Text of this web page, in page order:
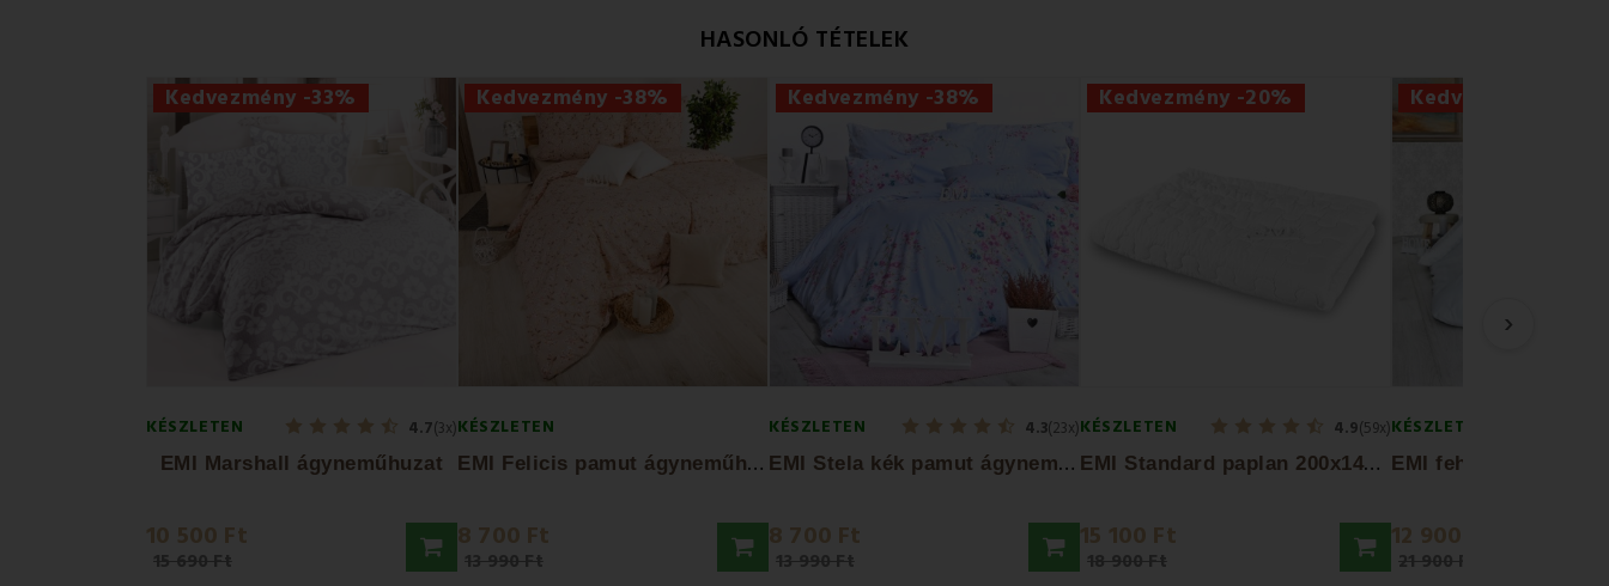
HASONLÓ TÉTELEK
Kedvezmény -33%
KÉSZLETEN 4.7(3x)
EMI Marshall ágyneműhuzat
10 500 Ft
15 690 Ft
Kedvezmény -38%
KÉSZLETEN
E
MI Felicis pamut ágyneműhuzat
8 700 Ft
13 990 Ft
Kedvezmény -38%
KÉSZLETEN 4.3(23x)
E
MI Stela kék pamut ágyneműhuzat
8 700 Ft
13 990 Ft
Kedvezmény -20%
KÉSZLETEN 4.9(59x)
E
MI Standard paplan 200x140cm, 300g/m²
15 100 Ft
18 900 Ft
Kedvezmény -41%
KÉSZLETEN
12 900 Ft
21 900 Ft
›